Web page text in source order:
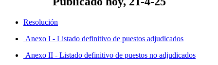
Resolución
Anexo I - Listado definitivo de puestos adjudicados
Anexo II - Listado definitivo de puestos no adjudicados